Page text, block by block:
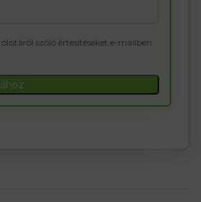
szóló értesítéseket e-mailben